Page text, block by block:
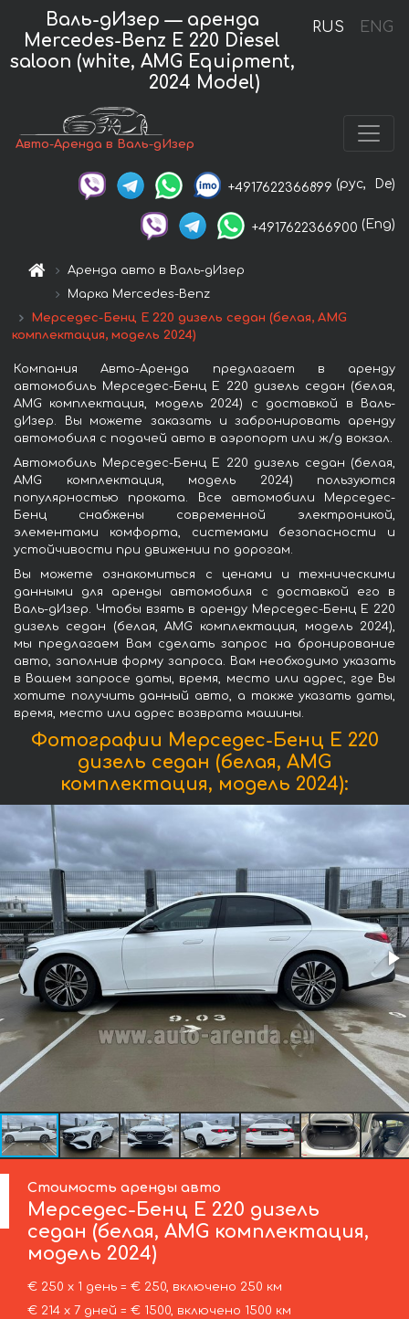
RUS ENG
Валь-дИзер — аренда
Mercedes-Benz E 220 Diesel
saloon (white, AMG Equipment,
2024 Model)
Авто-Аренда в Валь-дИзер
+4917622366899 (рус, De)
+4917622366900 (Eng)
Аренда авто в Валь-дИзер
Марка Mercedes-Benz
Мерседес-Бенц E 220 дизель седан (белая, AMG
комплектация, модель 2024)
Компания Авто-Аренда предлагает в аренду
автомобиль Мерседес-Бенц E 220 дизель седан (белая,
AMG комплектация, модель 2024) с доставкой в Валь-
дИзер. Вы можете заказать и забронировать аренду
автомобиля с подачей авто в аэропорт или ж/д вокзал.
Автомобиль Мерседес-Бенц E 220 дизель седан (белая,
AMG комплектация, модель 2024) пользуются
популярностью проката. Все автомобили Мерседес-
Бенц снабжены современной электроникой,
элементами комфорта, системами безопасности и
устойчивости при движении по дорогам.
Вы можете ознакомиться с ценами и техническими
данными для аренды автомобиля с доставкой его в
Валь-дИзер. Чтобы взять в аренду Мерседес-Бенц E 220
дизель седан (белая, AMG комплектация, модель 2024),
мы предлагаем Вам сделать запрос на бронирование
авто, заполнив форму запроса. Вам необходимо указать
в Вашем запросе даты, время, место или адрес, где Вы
хотите получить данный авто, а также указать даты,
время, место или адрес возврата машины.
Фотографии Мерседес-Бенц E 220
дизель седан (белая, AMG
комплектация, модель 2024):
Стоимость аренды авто
Мерседес-Бенц E 220 дизель
седан (белая, AMG комплектация,
модель 2024)
€ 250 х 1 день = € 250, включено 250 км
€ 214 х 7 дней = € 1500, включено 1500 км